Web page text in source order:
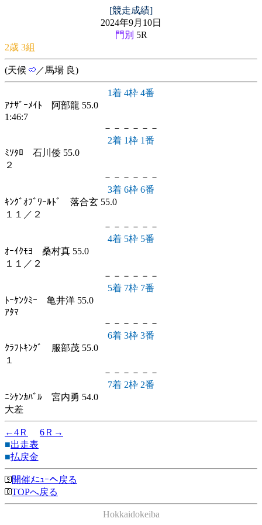
[競走成績]
2024年9月10日
門別 5R
2歳 3組
(天候 ／馬場 良)
1着 4枠 4番
ｱﾅｻﾞｰﾒｲﾄ 阿部龍 55.0
1:46:7
－－－－－－
2着 1枠 1番
ﾐｿﾀﾛ 石川倭 55.0
２
－－－－－－
3着 6枠 6番
ｷﾝｸﾞｵﾌﾞﾜｰﾙﾄﾞ 落合玄 55.0
１１／２
－－－－－－
4着 5枠 5番
ｵｰｲｸﾓﾖ 桑村真 55.0
１１／２
－－－－－－
5着 7枠 7番
ﾄｰｹﾝｸﾐｰ 亀井洋 55.0
ｱﾀﾏ
－－－－－－
6着 3枠 3番
ｸﾗﾌﾄｷﾝｸﾞ 服部茂 55.0
１
－－－－－－
7着 2枠 2番
ﾆｼｹﾝｶﾊﾞﾙ 宮内勇 54.0
大差
←4Ｒ
6Ｒ→
■出走表
■払戻金
開催ﾒﾆｭｰへ戻る
TOPへ戻る
Hokkaidokeiba